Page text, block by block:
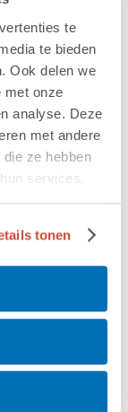
te
te bieden
Ook delen we
met onze
analyse. Deze
met andere
ze hebben
services.
tonen
is er verdriet
over hoe het
gevallen
zeer